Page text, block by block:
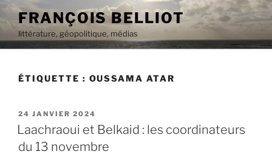
au
contenu
principal
FRANÇOIS BELLIOT
littérature, géopolitique, médias
ÉTIQUETTE : OUSSAMA ATAR
PUBLIÉ
LE
24 JANVIER 2024
Laachraoui et Belkaid : les coordinateurs
du 13 novembre